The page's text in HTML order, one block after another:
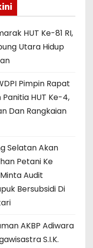
HUT Ke-81 RI,
Utara Hidup
Pimpin Rapat
HUT Ke-4,
Dan Rangkaian
Selatan Akan
Petani Ke
Audit
Bersubsidi Di
AKBP Adiwara
S.I.K.